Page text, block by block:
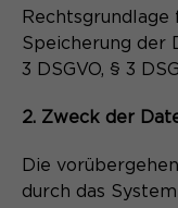
Speicherung der
3 DSGVO, § 3
2. Zweck der
Die
durch das